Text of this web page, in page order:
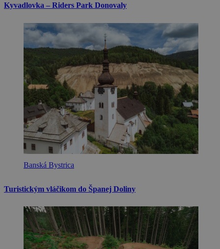
Kyvadlovka – Riders Park Donovaly
Banská Bystrica
Turistickým vláčikom do Španej Doliny